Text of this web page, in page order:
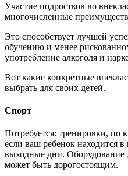
Участие подростков во
многочисленные
Это способствует лучшей
обучению и менее
употребление алкоголя и
Вот какие конкретные
выбрать для своих детей.
Спорт
Потребуется: тренировки, по
если ваш ребенок находится в
выходные дни. Оборудование
может быть дорогостоящим.